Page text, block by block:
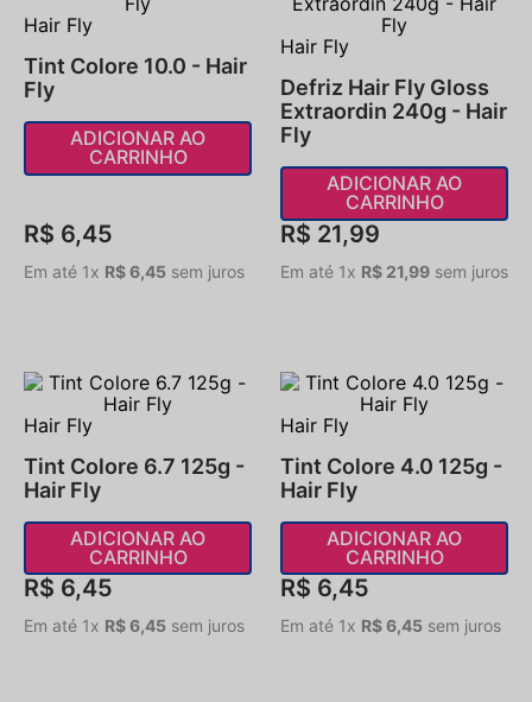
Hair Fly
Tint Colore 10.0 - Hair
Fly
ADICIONAR AO
CARRINHO
R$ 6,45
Em até 1x R$6,45 sem juros
Hair Fly
Defriz Hair Fly Gloss
Extraordin 240g - Hair
Fly
ADICIONAR AO
CARRINHO
R$ 21,99
Em até 1x R$ 21,99 sem juros
Hair Fly
Tint Colore 6.7 125g -
Hair Fly
ADICIONAR AO
CARRINHO
R$ 6,45
Em até 1x R$6,45 sem juros
Hair Fly
Tint Colore 4.0 125g -
Hair Fly
ADICIONAR AO
CARRINHO
R$ 6,45
Em até 1x R$6,45 sem juros